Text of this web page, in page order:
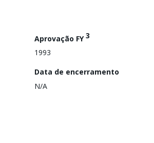
Aprovação FY3
1993
Data de encerramento
N/A